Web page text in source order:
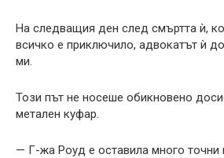
На следващия ден след смъртта ѝ,
всичко е приключило, адвокатът ѝ
ми.
Този път не носеше обикновено
метален куфар.
— Г-жа Роуд е оставила много точни